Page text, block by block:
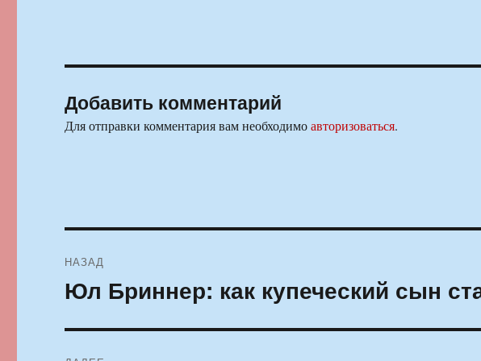
Добавить комментарий
Для отправки комментария вам необходимоавторизоваться.
по
НАЗАД
Предыдущая
Юл Бриннер: как купеческий сын